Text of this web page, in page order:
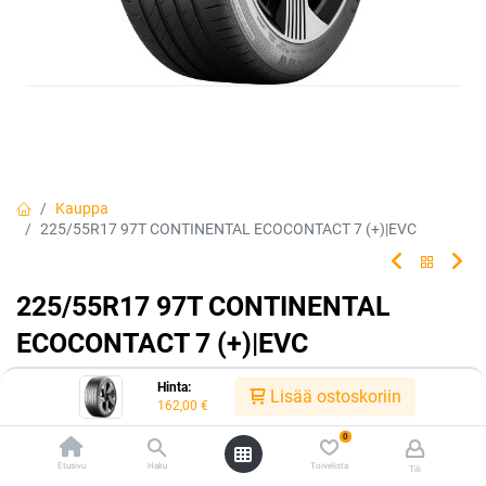
Hinta:
162,00 € Lisää ostoskoriin
Etusivu Haku
0
Toivelista Tili
Kauppa
225/55R17 97T CONTINENTAL ECOCONTACT 7 (+)|EVC
225/55R17 97T CONTINENTAL
ECOCONTACT 7 (+)|EVC
4019238191011 Tuotekoodi:325672
162,00€/ kpl
Saatavilla